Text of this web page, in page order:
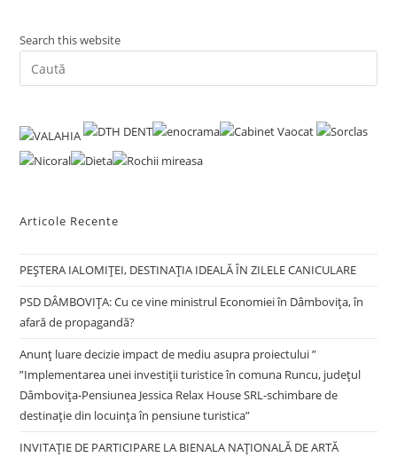
Search this website
Articole Recente
PEȘTERA IALOMIȚEI, DESTINAȚIA IDEALĂ ÎN ZILELE CANICULARE
PSD DÂMBOVIȚA: Cu ce vine ministrul Economiei în Dâmbovița, în
afară de propagandă?
Anunț luare decizie impact de mediu asupra proiectului ”
”Implementarea unei investiții turistice în comuna Runcu, județul
Dâmbovița-Pensiunea Jessica Relax House SRL-schimbare de
destinație din locuința în pensiune turistica”
INVITAȚIE DE PARTICIPARE LA BIENALA NAȚIONALĂ DE ARTĂ